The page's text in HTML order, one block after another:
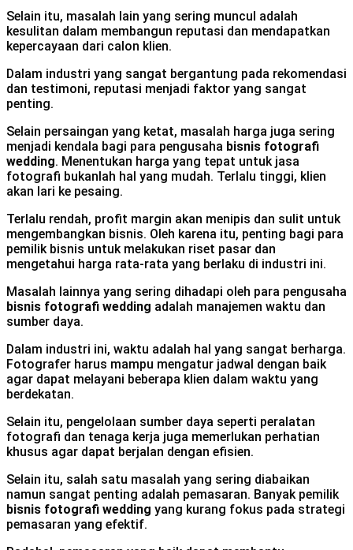
Selain itu, masalah lain yang sering muncul adalah
kesulitan dalam membangun reputasi dan mendapatkan
kepercayaan dari calon klien.
Dalam industri yang sangat bergantung pada rekomendasi
dan testimoni, reputasi menjadi faktor yang sangat
penting.
Selain persaingan yang ketat, masalah harga juga sering
menjadi kendala bagi para pengusaha bisnis fotografi
wedding. Menentukan harga yang tepat untuk jasa
fotografi bukanlah hal yang mudah. Terlalu tinggi, klien
akan lari ke pesaing.
Terlalu rendah, profit margin akan menipis dan sulit untuk
mengembangkan bisnis. Oleh karena itu, penting bagi para
pemilik bisnis untuk melakukan riset pasar dan
mengetahui harga rata-rata yang berlaku di industri ini.
Masalah lainnya yang sering dihadapi oleh para pengusaha
bisnis fotografi wedding adalah manajemen waktu dan
sumber daya.
Dalam industri ini, waktu adalah hal yang sangat berharga.
Fotografer harus mampu mengatur jadwal dengan baik
agar dapat melayani beberapa klien dalam waktu yang
berdekatan.
Selain itu, pengelolaan sumber daya seperti peralatan
fotografi dan tenaga kerja juga memerlukan perhatian
khusus agar dapat berjalan dengan efisien.
Selain itu, salah satu masalah yang sering diabaikan
namun sangat penting adalah pemasaran. Banyak pemilik
bisnis fotografi wedding yang kurang fokus pada strategi
pemasaran yang efektif.